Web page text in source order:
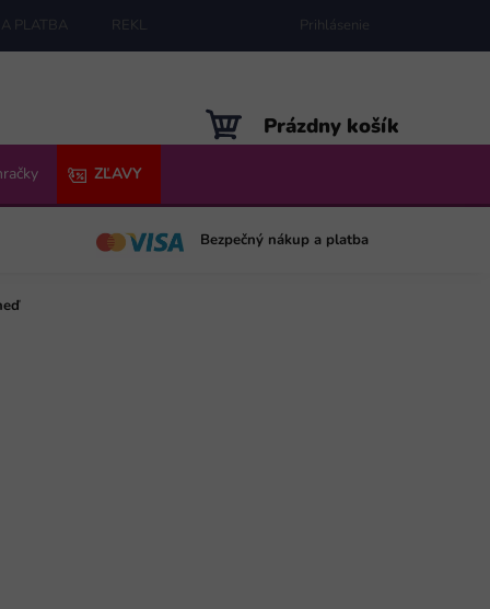
PLATBA REKLAMÁCIE MAPA SERVERU
Prihlásenie
NÁKUPNÝ
KOŠÍK
Prázdny košík
ZĽAVY
Bezpečný nákup a platba